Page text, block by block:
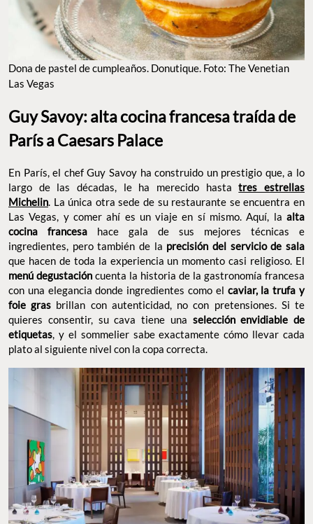
Guy Savoy: alta cocina francesa traída de
París a Caesars Palace
En París, el chef Guy Savoy ha construido un prestigio que, a lo
largo de las décadas, le ha merecido hastatres estrellas
Michelin. La única otra sede de su restaurante se encuentra en
cocina francesa hace gala de sus mejores técnicas e
ingredientes, pero también de la
que hacen de toda la experiencia un momento casi religioso. El
con una elegancia donde ingredientes como elcaviar, la trufa y
foie gras brillan con autenticidad, no con pretensiones. Si te
quieres consentir, su cava tiene unaselección envidiable de
etiquetas, y el sommelier sabe exactamente cómo llevar cada
plato al siguiente nivel con la copa correcta.
GUY SAVOY. FOTO: CAESARS ENTERTAINMENT